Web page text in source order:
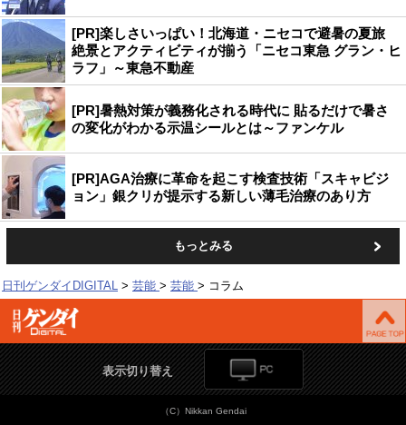
[PR]楽しさいっぱい！北海道・ニセコで避暑の夏旅
絶景とアクティビティが揃う「ニセコ東急 グラン・ヒ
ラフ」～東急不動産
[PR]暑熱対策が義務化される時代に 貼るだけで暑さ
の変化がわかる示温シールとは～ファンケル
[PR]AGA治療に革命を起こす検査技術「スキャビジ
ョン」銀クリが提示する新しい薄毛治療のあり方
もっとみる
日刊ゲンダイDIGITAL 芸能 芸能 コラム
表示切り替え
（C）Nikkan Gendai